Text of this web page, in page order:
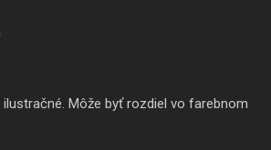
Môže byť rozdiel vo farebnom